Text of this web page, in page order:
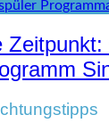
Zeitpunkt: